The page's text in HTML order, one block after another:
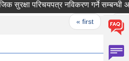
परिचयपत्र नविकरण गर्ने सम्बन्धी
« first ‹